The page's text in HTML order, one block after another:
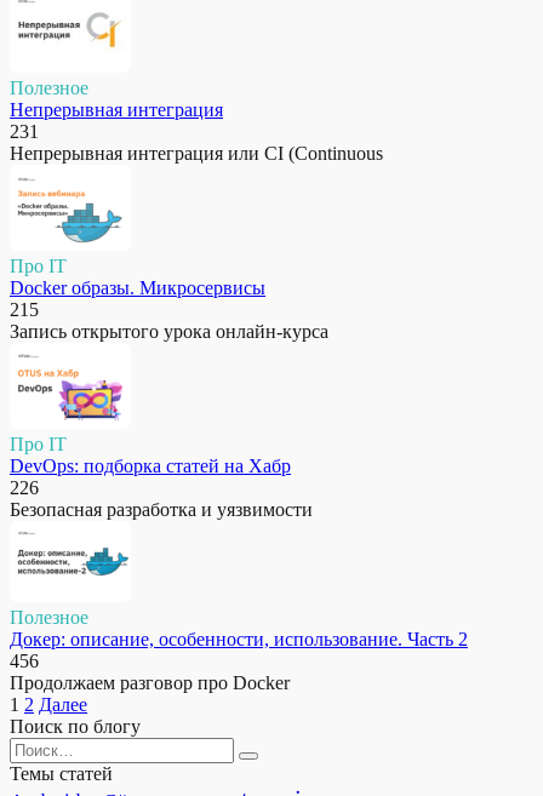
Полезное
Непрерывная интеграция
231
Непрерывная интеграция или CI (Continuous
Про IT
Docker образы. Микросервисы
215
Запись открытого урока онлайн-курса
Про IT
DevOps: подборка статей на Хабр
226
Безопасная разработка и уязвимости
Полезное
Докер: описание, особенности, использование. Часть 2
456
Продолжаем разговор про Docker
Пагинация
записей
1 2 Далее
Поиск по блогу
Search
for:
Темы статей